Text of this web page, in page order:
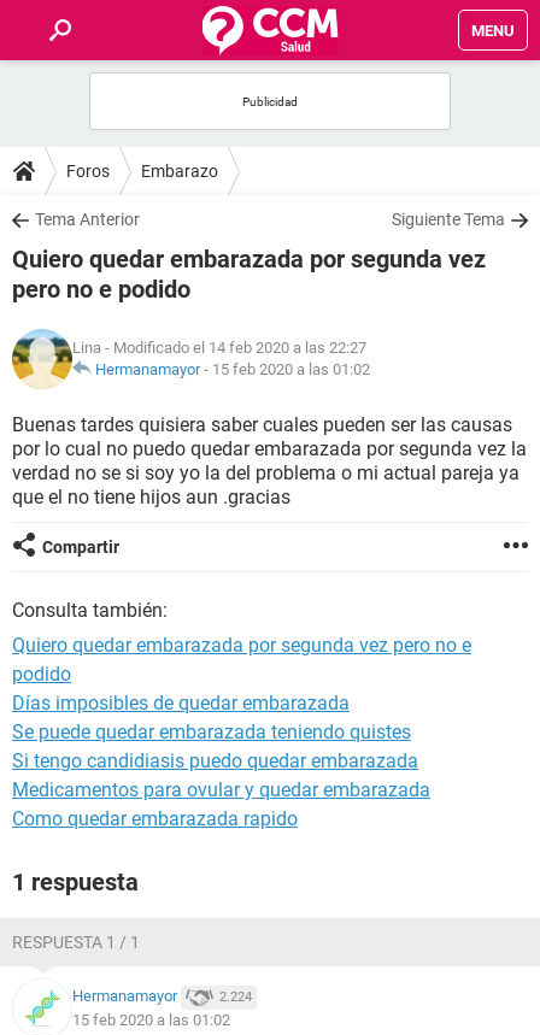
MENU
FOROS
SALUD
FAMILIA
NUTRICIÓN
SEXUALIDAD
Foros Embarazo
Tema Anterior Siguiente Tema
Quiero quedar embarazada por segunda vez
pero no e podido
Lina - Modificado el 14 feb 2020 a las 22:27
Hermanamayor- 15 feb 2020 a las 01:02
Buenas tardes quisiera saber cuales pueden ser las causas
por lo cual no puedo quedar embarazada por segunda vez la
verdad no se si soy yo la del problema o mi actual pareja ya
que el no tiene hijos aun .gracias
Compartir
Consulta también:
Quiero quedar embarazada por segunda vez pero no e
podido
Días imposibles de quedar embarazada
Se puede quedar embarazada teniendo quistes
Si tengo candidiasis puedo quedar embarazada
Medicamentos para ovular y quedar embarazada
Como quedar embarazada rapido
1 respuesta
RESPUESTA 1 / 1
Hermanamayor 2.224
15 feb 2020 a las 01:02